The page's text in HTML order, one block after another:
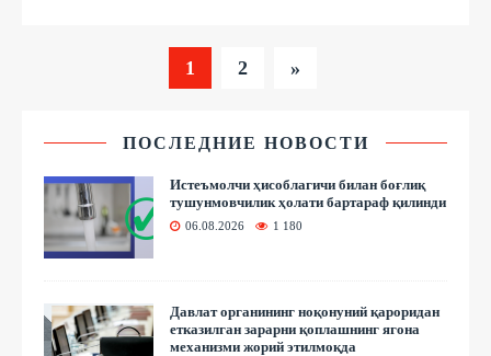
1 2 »
ПОСЛЕДНИЕ НОВОСТИ
Истеъмолчи ҳисоблагичи билан боғлиқ
тушунмовчилик ҳолати бартараф қилинди
06.08.2026 1 180
Давлат органининг ноқонуний қароридан
етказилган зарарни қоплашнинг ягона
механизми жорий этилмоқда